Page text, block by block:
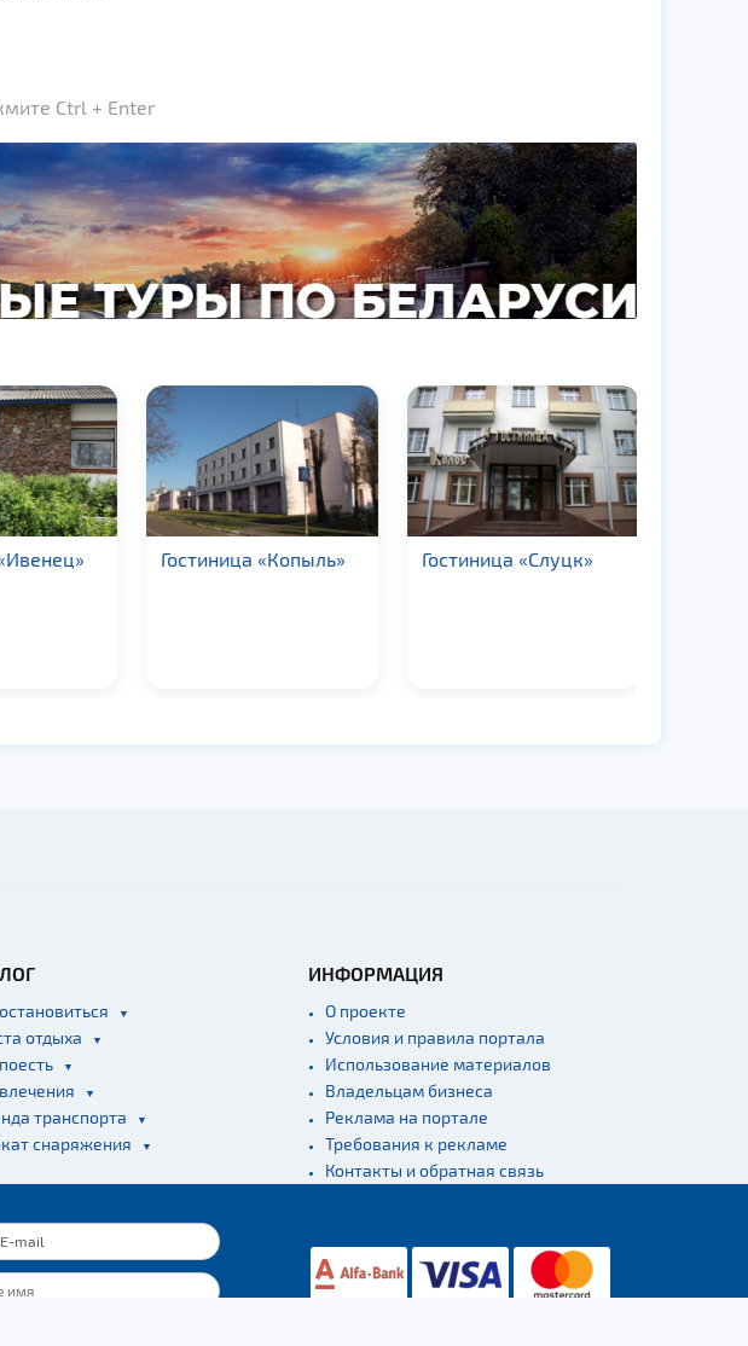
Ctrl + Enter
Гостиница «Копыль» Гостиница «Слуцк»
отдыха
транспорта
снаряжения
ИНФОРМАЦИЯ
О проекте
Условия и правила портала
Использование материалов
Владельцам бизнеса
Реклама на портале
Требования к рекламе
Контакты и обратная связь